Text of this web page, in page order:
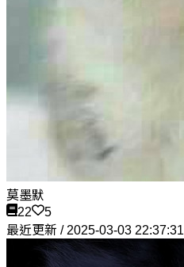
莫墨默
22
5
最近更新 / 2025-03-03 22:37:31